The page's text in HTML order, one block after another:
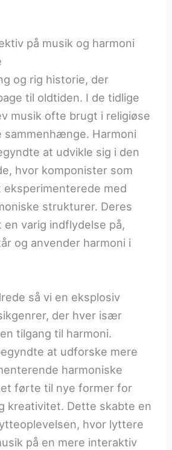
på musik og harmoni
og rig historie, der
til oldtiden. I de tidlige
musik ofte brugt i religiøse
sammenhænge. Harmoni
at udvikle sig i den
hvor komponister som
eksperimenterede med
strukturer. Deres
en varig indflydelse på,
og anvender harmoni i
så vi en eksplosiv
der hver især
tilgang til harmoni.
at udforske mere
harmoniske
førte til nye former for
kreativitet. Dette skabte en
hvor lyttere
på en mere interaktiv